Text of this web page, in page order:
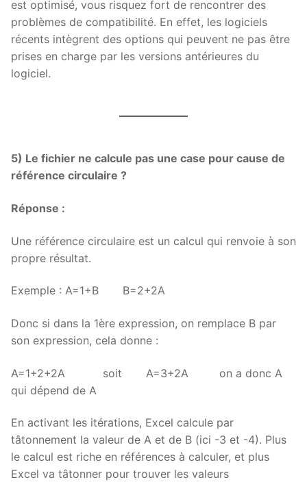
est optimisé, vous risquez fort de rencontrer des
problèmes de compatibilité. En effet, les logiciels
récents intègrent des options qui peuvent ne pas être
prises en charge par les versions antérieures du
logiciel.
5) Le fichier ne calcule pas une case pour cause de
référence circulaire ?
Réponse :
Une référence circulaire est un calcul qui renvoie à son
propre résultat.
Exemple : A=1+B B=2+2A
Donc si dans la 1ère expression, on remplace B par
son expression, cela donne :
A=1+2+2A soit A=3+2A on a donc A
qui dépend de A
En activant les itérations, Excel calcule par
tâtonnement la valeur de A et de B (ici -3 et -4). Plus
le calcul est riche en références à calculer, et plus
Excel va tâtonner pour trouver les valeurs